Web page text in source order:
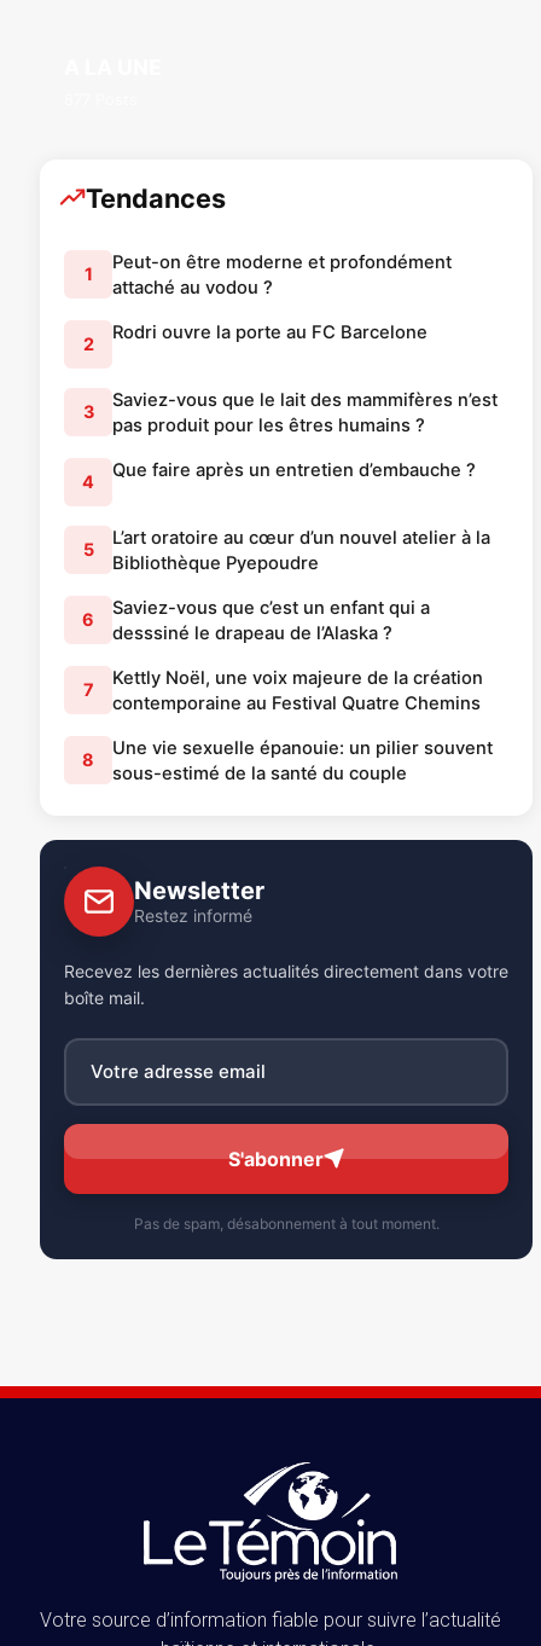
Tendances
1
Peut-on être moderne et profondément
attaché au vodou ?
2
Rodri ouvre la porte au FC Barcelone
3
Saviez-vous que le lait des mammifères n’est
pas produit pour les êtres humains ?
4
Que faire après un entretien d’embauche ?
5
L’art oratoire au cœur d’un nouvel atelier à la
Bibliothèque Pyepoudre
6
Saviez-vous que c’est un enfant qui a
desssiné le drapeau de l’Alaska ?
7
Kettly Noël, une voix majeure de la création
contemporaine au Festival Quatre Chemins
8
Une vie sexuelle épanouie: un pilier souvent
sous-estimé de la santé du couple
Newsletter
Restez informé
Recevez les dernières actualités directement dans votre
boîte mail.
S'abonner
Pas de spam, désabonnement à tout moment.
Votre source d’information fiable pour suivre l’actualité